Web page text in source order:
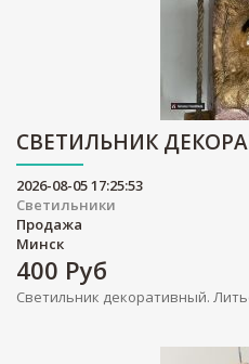
СВЕТИЛЬНИК
2026-08-05 17:25:53
Светильники
Продажа
Минск
400 Руб
Светильник декоративный.